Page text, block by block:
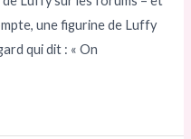
une figurine de Luffy
qui dit : « On